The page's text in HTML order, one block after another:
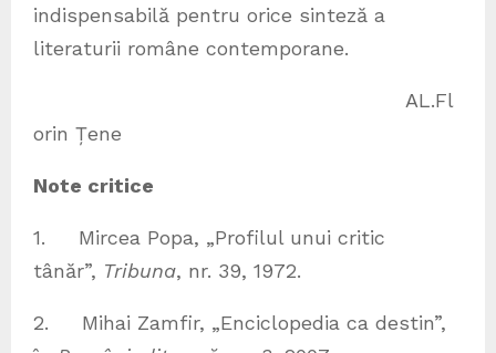
indispensabilă pentru orice sinteză a
literaturii române contemporane.
AL.Fl
orin Țene
Note critice
1. Mircea Popa, „Profilul unui critic
tânăr”, Tribuna, nr. 39, 1972.
2. Mihai Zamfir, „Enciclopedia ca destin”,